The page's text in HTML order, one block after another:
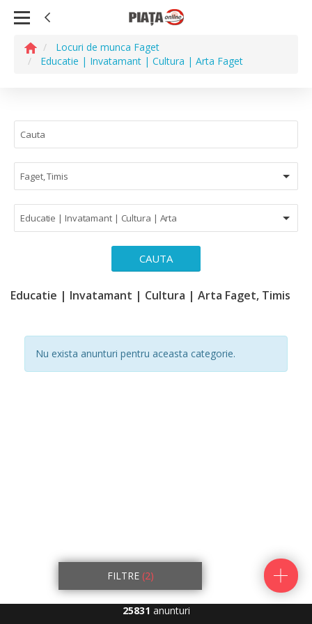
Locuri de munca Faget
Educatie | Invatamant | Cultura | Arta Faget
Faget, Timis
Educatie | Invatamant | Cultura | Arta
CAUTA
Educatie | Invatamant | Cultura | Arta Faget, Timis
Nu exista anunturi pentru aceasta categorie.
FILTRE (2)
25831 anunturi